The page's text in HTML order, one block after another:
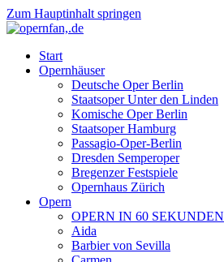
Zum Hauptinhalt springen
Start
Opernhäuser
Deutsche Oper Berlin
Staatsoper Unter den Linden
Komische Oper Berlin
Staatsoper Hamburg
Passagio-Oper-Berlin
Dresden Semperoper
Bregenzer Festspiele
Opernhaus Zürich
Opern
OPERN IN 60 SEKUNDEN
Aida
Barbier von Sevilla